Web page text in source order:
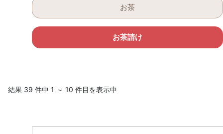
お茶
お茶請け
結果 39 件中 1 ～ 10 件目を表示中